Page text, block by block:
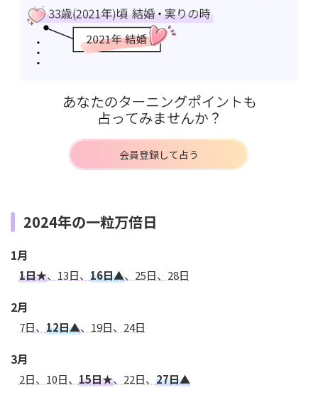
会員登録して占う
2024年の一粒万倍日
1月
1日★、13日、 16日▲、25日、28日
2月
7日、 12日▲、19日、24日
3月
2日、10日、 15日★、22日、 27日▲